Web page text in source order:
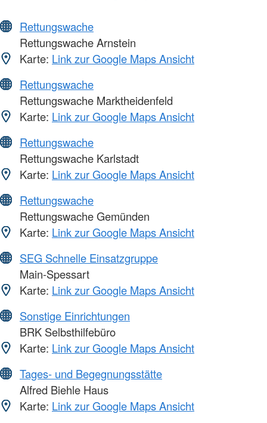
Rettungswache
Rettungswache Arnstein
Karte: Link zur Google Maps Ansicht
Rettungswache
Rettungswache Marktheidenfeld
Karte: Link zur Google Maps Ansicht
Rettungswache
Rettungswache Karlstadt
Karte: Link zur Google Maps Ansicht
Rettungswache
Rettungswache Gemünden
Karte: Link zur Google Maps Ansicht
SEG Schnelle Einsatzgruppe
Main-Spessart
Karte: Link zur Google Maps Ansicht
Sonstige Einrichtungen
BRK Selbsthilfebüro
Karte: Link zur Google Maps Ansicht
Tages- und Begegnungsstätte
Alfred Biehle Haus
Karte: Link zur Google Maps Ansicht